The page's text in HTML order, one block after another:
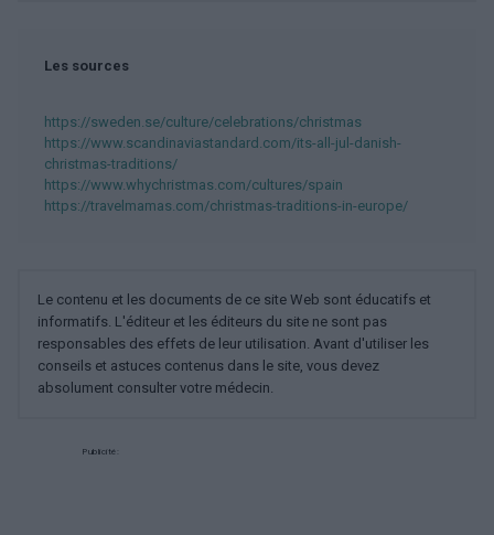
Les sources
https://sweden.se/culture/celebrations/christmas
https://www.scandinaviastandard.com/its-all-jul-danish-
christmas-traditions/
https://www.whychristmas.com/cultures/spain
https://travelmamas.com/christmas-traditions-in-europe/
Le contenu et les documents de ce site Web sont éducatifs et
informatifs. L'éditeur et les éditeurs du site ne sont pas
responsables des effets de leur utilisation. Avant d'utiliser les
conseils et astuces contenus dans le site, vous devez
absolument consulter votre médecin.
Publicité: